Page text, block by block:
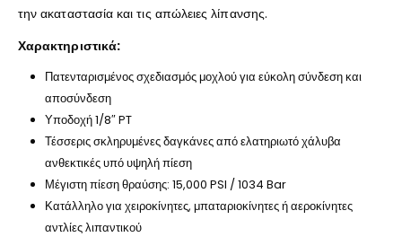
την ακαταστασία και τις απώλειες λίπανσης.
Χαρακτηριστικά:
Πατενταρισμένος σχεδιασμός μοχλού για εύκολη σύνδεση και
αποσύνδεση
Υποδοχή 1/8″ PT
Τέσσερις σκληρυμένες δαγκάνες από ελατηριωτό χάλυβα
ανθεκτικές υπό υψηλή πίεση
Μέγιστη πίεση θραύσης: 15,000 PSI / 1034 Bar
Κατάλληλο για χειροκίνητες, μπαταριοκίνητες ή αεροκίνητες
αντλίες λιπαντικού